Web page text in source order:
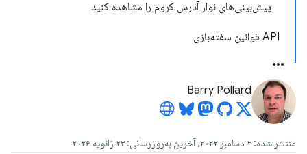
پیش‌بینی‌های نوار آدرس کروم را مشاهده کنید
API قوانین سفته‌بازی
Barry Pollard
منتشر شده: ۲ دسامبر ۲۰۲۲، آخرین به‌روزرسانی: ۲۳ ژانویه ۲۰۲۶